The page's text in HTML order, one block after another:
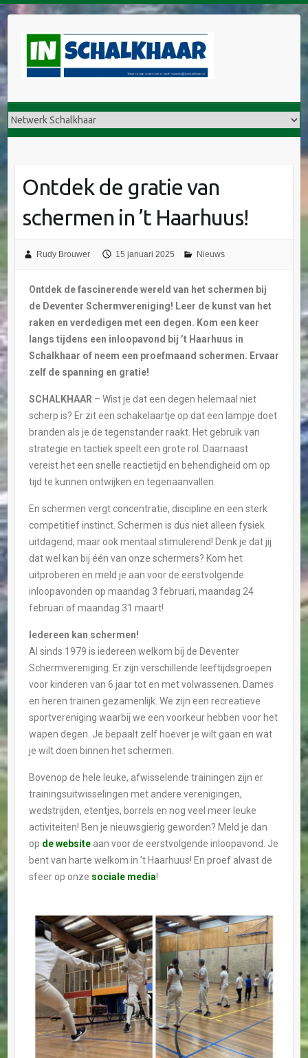
Ontdek de gratie van
schermen in ’t Haarhuus!
Rudy Brouwer 15 januari 2025 Nieuws
Ontdek de fascinerende wereld van het schermen bij
de Deventer Schermvereniging! Leer de kunst van het
raken en verdedigen met een degen. Kom een keer
langs tijdens een inloopavond bij ’t Haarhuus in
Schalkhaar of neem een proefmaand schermen. Ervaar
zelf de spanning en gratie!
SCHALKHAAR – Wist je dat een degen helemaal niet
scherp is? Er zit een schakelaartje op dat een lampje doet
branden als je de tegenstander raakt. Het gebruik van
strategie en tactiek speelt een grote rol. Daarnaast
vereist het een snelle reactietijd en behendigheid om op
tijd te kunnen ontwijken en tegenaanvallen.
En schermen vergt concentratie, discipline en een sterk
competitief instinct. Schermen is dus niet alleen fysiek
uitdagend, maar ook mentaal stimulerend! Denk je dat jij
dat wel kan bij één van onze schermers? Kom het
uitproberen en meld je aan voor de eerstvolgende
inloopavonden op maandag 3 februari, maandag 24
februari of maandag 31 maart!
Iedereen kan schermen!
Al sinds 1979 is iedereen welkom bij de Deventer
Schermvereniging. Er zijn verschillende leeftijdsgroepen
voor kinderen van 6 jaar tot en met volwassenen. Dames
en heren trainen gezamenlijk. We zijn een recreatieve
sportvereniging waarbij we een voorkeur hebben voor het
wapen degen. Je bepaalt zelf hoever je wilt gaan en wat
je wilt doen binnen het schermen.
Bovenop de hele leuke, afwisselende trainingen zijn er
trainingsuitwisselingen met andere verenigingen,
wedstrijden, etentjes, borrels en nog veel meer leuke
activiteiten! Ben je nieuwsgierig geworden? Meld je dan
op de websiteaan voor de eerstvolgende inloopavond. Je
bent van harte welkom in ’t Haarhuus! En proef alvast de
sfeer op onze sociale media!